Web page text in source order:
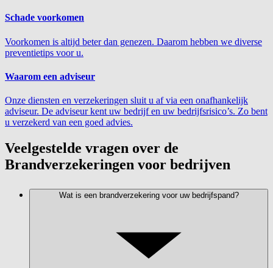
Schade voorkomen
Voorkomen is altijd beter dan genezen. Daarom hebben we diverse
preventietips voor u.
Waarom een adviseur
Onze diensten en verzekeringen sluit u af via een onafhankelijk
adviseur. De adviseur kent uw bedrijf en uw bedrijfsrisico’s. Zo bent
u verzekerd van een goed advies.
Veelgestelde vragen over de
Brandverzekeringen voor bedrijven
Wat is een brandverzekering voor uw bedrijfspand?